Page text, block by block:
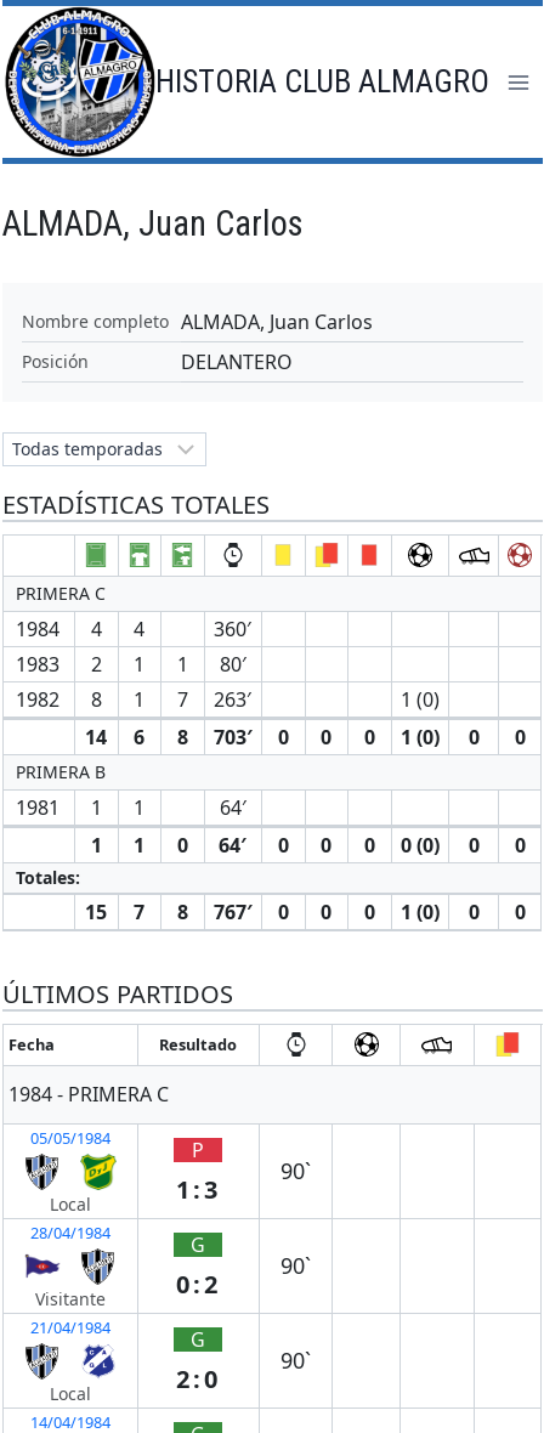
Saltar
al
contenido
HISTORIA CLUB ALMAGRO
ALMADA, Juan Carlos
Nombre completo ALMADA, Juan Carlos
Posición DELANTERO
ESTADÍSTICAS TOTALES
PRIMERA C
1984 4 4
360′
1983
2 1 1
80′
1982
8 1 7 263′
1 (0)
14
6 8 703′ 0 0 0 1 (0) 0 0
PRIMERA B
1981 1 1
64′
1
1 0 64′ 0 0 0 0 (0) 0 0
Totales:
15 7 8 767′ 0 0 0 1 (0) 0 0
ÚLTIMOS PARTIDOS
Fecha Resultado
1984 - PRIMERA C
05/05/1984
Local
P
1:3
90`
28/04/1984
Visitante
G
0:2
90`
21/04/1984
Local
G
2:0
90`
14/04/1984